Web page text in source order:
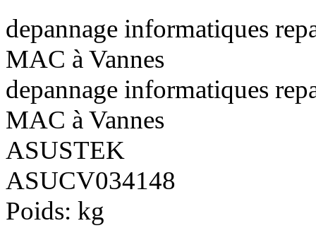
depannage informatiques
MAC à Vannes
depannage informatiques
MAC à Vannes
ASUSTEK
ASUCV034148
Poids: kg